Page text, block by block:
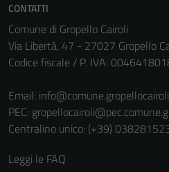
CONTATTI
Comune di Gropello Cairoli
Via Libertà, 47 - 27027 Gropello
Codice fiscale / P. IVA:
Email:
PEC:
Centralino unico: (+39)
Leggi le FAQ